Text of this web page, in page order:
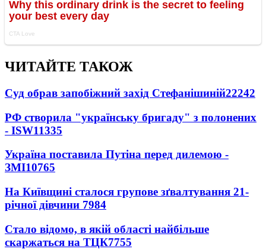
ЧИТАЙТЕ ТАКОЖ
Суд обрав запобіжний захід Стефанішиній22242
РФ створила "українську бригаду" з полонених
- ISW11335
Україна поставила Путіна перед дилемою -
ЗМІ10765
На Київщині сталося групове зґвалтування 21-
річної дівчини 7984
Стало відомо, в якій області найбільше
скаржаться на ТЦК7755